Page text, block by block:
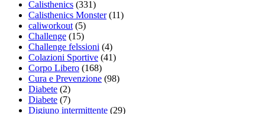
Calisthenics (331)
Calisthenics Monster(11)
caliworkout (5)
Challenge (15)
Challenge felssioni (4)
Colazioni Sportive (41)
Corpo Libero (168)
Cura e Prevenzione (98)
Diabete (2)
Diabete (7)
Digiuno intermittente (29)